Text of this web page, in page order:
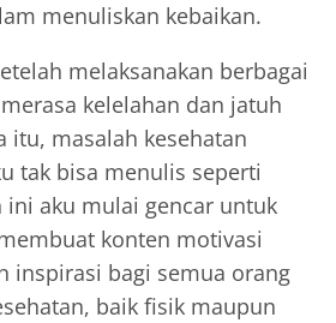
menuliskan kebaikan.
melaksanakan berbagai
kelelahan dan jatuh
itu, masalah kesehatan
tak bisa menulis seperti
ini aku mulai gencar untuk
konten motivasi
inspirasi bagi semua orang
baik fisik maupun